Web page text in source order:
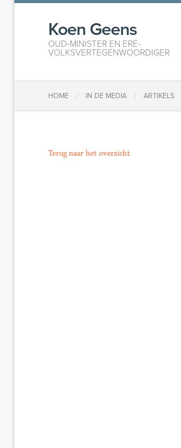
Koen Geens
OUD-MINISTER EN ERE-
VOLKSVERTEGENWOORDIGER
HOME / IN DE MEDIA / ARTIKELS
Terug naar het overzicht